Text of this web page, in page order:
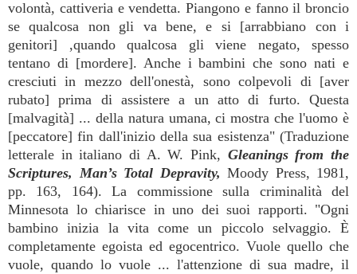
volontà, cattiveria e vendetta. Piangono e fanno il broncio
se qualcosa non gli va bene, e si [arrabbiano con i
genitori] ,quando qualcosa gli viene negato, spesso
tentano di [mordere]. Anche i bambini che sono nati e
cresciuti in mezzo dell'onestà, sono colpevoli di [aver
rubato] prima di assistere a un atto di furto. Questa
[malvagità] ... della natura umana, ci mostra che l'uomo è
[peccatore] fin dall'inizio della sua esistenza" (Traduzione
letterale in italiano di A. W. Pink, Gleanings from the
Scriptures, Man’s Total Depravity, Moody Press, 1981,
pp. 163, 164). La commissione sulla criminalità del
Minnesota lo chiarisce in uno dei suoi rapporti. "Ogni
bambino inizia la vita come un piccolo selvaggio. È
completamente egoista ed egocentrico. Vuole quello che
vuole, quando lo vuole ... l'attenzione di sua madre, il